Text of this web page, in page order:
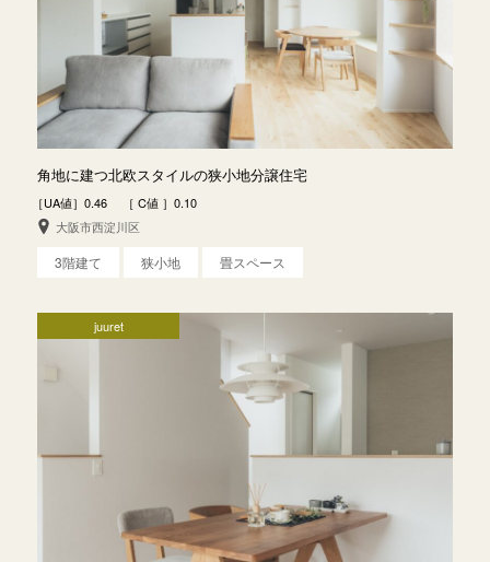
角地に建つ北欧スタイルの狭小地分譲住宅
［UA値］0.46 ［ C値 ］0.10
大阪市西淀川区
3階建て 狭小地 畳スペース
juuret